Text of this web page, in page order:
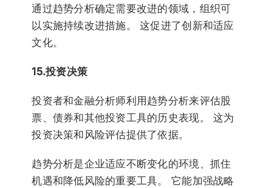
通过趋势分析确定需要改进的领域，组织可
以实施持续改进措施。 这促进了创新和适应
文化。
15.投资决策
投资者和金融分析师利用趋势分析来评估股
票、债券和其他投资工具的历史表现。 这为
投资决策和风险评估提供了依据。
趋势分析是企业适应不断变化的环境、抓住
机遇和降低风险的重要工具。 它能加强战略